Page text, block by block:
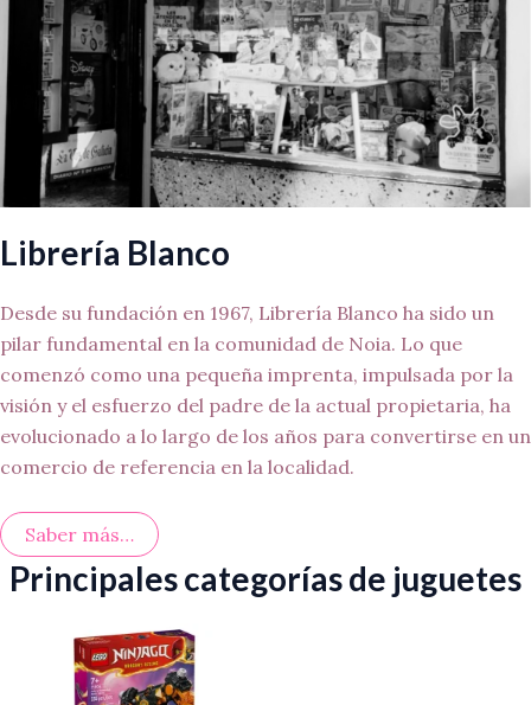
Librería Blanco
Desde su fundación en 1967, Librería Blanco ha sido un
pilar fundamental en la comunidad de Noia. Lo que
comenzó como una pequeña imprenta, impulsada por la
visión y el esfuerzo del padre de la actual propietaria, ha
evolucionado a lo largo de los años para convertirse en un
comercio de referencia en la localidad.
Saber más…
Principales categorías de juguetes